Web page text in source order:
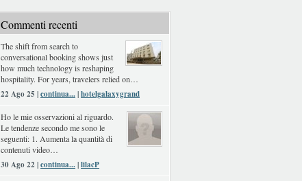
Commenti recenti
The shift from search to
conversational booking shows just
how much technology is reshaping
hospitality. For years, travelers relied on…
22 Ago 25 |continua...|hotelgalaxygrand
Ho le mie osservazioni al riguardo.
Le tendenze secondo me sono le
seguenti: 1. Aumenta la quantità di
contenuti video…
30 Ago 22 |continua...|lilacP